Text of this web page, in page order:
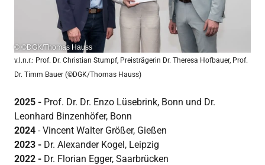
© ©DGK/Thomas Hauss
v.l.n.r.: Prof. Dr. Christian Stumpf, Preisträgerin Dr. Theresa Hofbauer, Prof.
Dr. Timm Bauer (©DGK/Thomas Hauss)
2025 - Prof. Dr. Dr. Enzo Lüsebrink, Bonn und Dr.
Leonhard Binzenhöfer, Bonn
2024 - Vincent Walter Größer, Gießen
2023 - Dr. Alexander Kogel, Leipzig
2022 - Dr. Florian Egger, Saarbrücken